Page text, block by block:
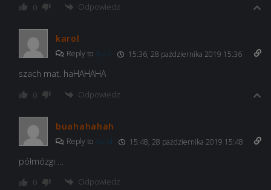
0 Odpowiedz
karol
Reply to Kj22 15:36, 28 października 2019 15:36
szach mat. haHAHAHA
0 Odpowiedz
buahahahah
Reply to karol 15:48, 28 października 2019 15:48
półmózgi …
0 Odpowiedz